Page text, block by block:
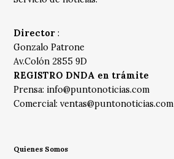
Director :
Gonzalo Patrone
Av.Colón 2855 9D
REGISTRO DNDA en trámite
Prensa: info@puntonoticias.com
Comercial:ventas@puntonoticias.com
Quienes Somos